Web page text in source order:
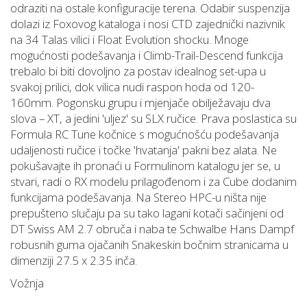
odraziti na ostale konfiguracije terena. Odabir suspenzija
dolazi iz Foxovog kataloga i nosi CTD zajednički nazivnik
na 34 Talas vilici i Float Evolution shocku. Mnoge
mogućnosti podešavanja i Climb-Trail-Descend funkcija
trebalo bi biti dovoljno za postav idealnog set-upa u
svakoj prilici, dok vilica nudi raspon hoda od 120-
160mm. Pogonsku grupu i mjenjače obilježavaju dva
slova – XT, a jedini 'uljez' su SLX ručice. Prava poslastica su
Formula RC Tune kočnice s mogućnošću podešavanja
udaljenosti ručice i točke 'hvatanja' pakni bez alata. Ne
pokušavajte ih pronaći u Formulinom katalogu jer se, u
stvari, radi o RX modelu prilagođenom i za Cube dodanim
funkcijama podešavanja. Na Stereo HPC-u ništa nije
prepušteno slučaju pa su tako lagani kotači sačinjeni od
DT Swiss AM 2.7 obruča i naba te Schwalbe Hans Dampf
robusnih guma ojačanih Snakeskin bočnim stranicama u
dimenziji 27.5 x 2.35 inča.
Vožnja